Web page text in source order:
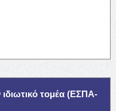
τομέα (ΕΣΠΑ-